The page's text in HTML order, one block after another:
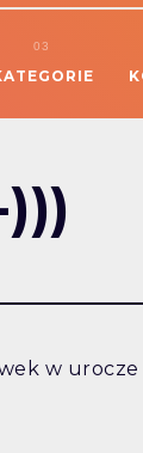
w urocze